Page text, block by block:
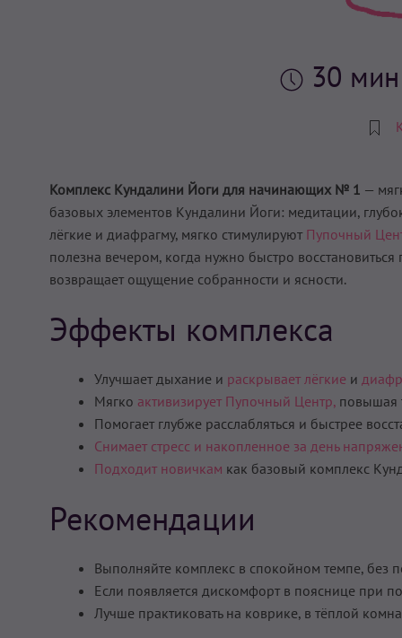
30
Комплекс Кундалини Йоги для начинающих № 1 —
базовых элементов Кундалини Йоги: медитации,
лёгкие и диафрагму, мягко стимулируют Пупочный
полезна вечером, когда нужно быстро
возвращает ощущение собранности и ясности.
Эффекты комплекса
Улучшает дыхание и раскрывает лёгкие и
Мягко активизирует Пупочный Центр, повышая
Помогает глубже расслабляться и быстрее
Снимает стресс и накопленное за день
Подходит новичкам как базовый комплекс
Рекомендации
Выполняйте комплекс в спокойном темпе, без
Если появляется дискомфорт в пояснице при
Лучше практиковать на коврике, в тёплой